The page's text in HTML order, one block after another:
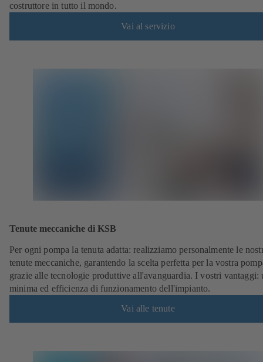
costruttore in tutto il mondo.
Vai al servizio
Tenute meccaniche di KSB
Per ogni pompa la tenuta adatta: realizziamo personalmente le
tenute meccaniche, garantendo la scelta perfetta per la vostra
grazie alle tecnologie produttive all'avanguardia. I vostri vantaggi:
minima ed efficienza di funzionamento dell'impianto.
Vai alle tenute